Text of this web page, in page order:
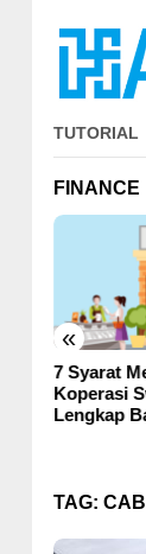
content
TUTORIAL
FINANCE
«
TAG: